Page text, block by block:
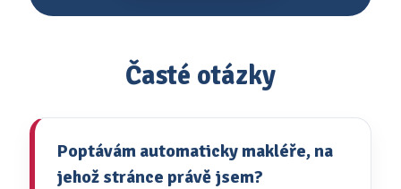
Časté otázky
Poptávám automaticky makléře, na
jehož stránce právě jsem?